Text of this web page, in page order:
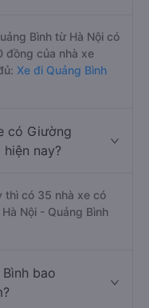
Bình từ Hà Nội có
đồng của nhà xe
Xe đi Quảng Bình
có Giường
nay?
thì có 35 nhà xe có
Nội - Quảng Bình
bao